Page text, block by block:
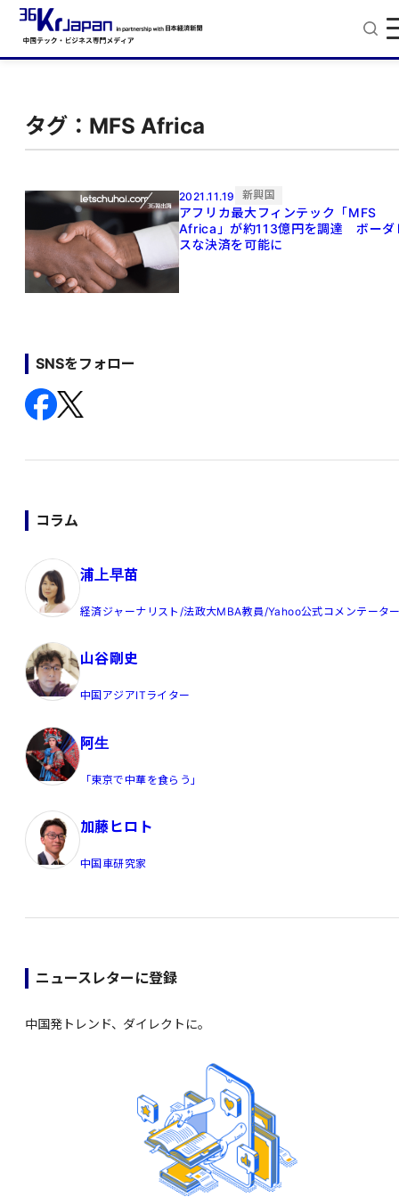
タグ：MFS Africa
2021.11.19 新興国
アフリカ最大フィンテック「MFS
Africa」が約113億円を調達 ボーダ
スな決済を可能に
SNSをフォロー
コラム
浦上早苗
経済ジャーナリスト/法政大MBA教員/Yahoo公式コメンテータ
山谷剛史
中国アジアITライター
阿生
「東京で中華を食らう」
加藤ヒロト
中国車研究家
ニュースレターに登録
中国発トレンド、ダイレクトに。